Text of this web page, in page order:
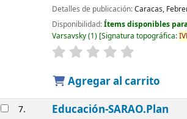
Detalles de publicación:Caracas,
Disponibilidad:Ítems disponibles
Varsavsky(1) Signatura topográfica:
Agregar al carrito
7. Educación-SARAO.Plan